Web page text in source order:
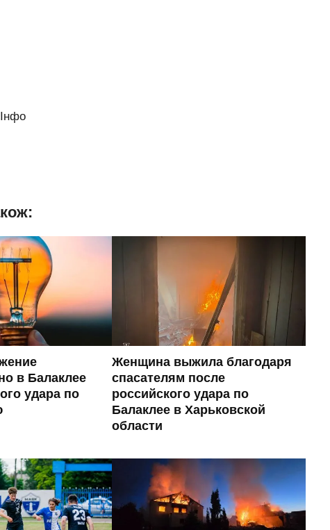
в Балаклее
удара по
Женщина выжила благодаря
спасателям после
российского удара по
Балаклее в Харьковской
области